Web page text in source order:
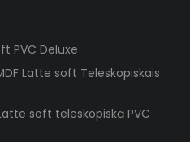
PVC Deluxe
Latte soft Teleskopiskais
soft teleskopiskā PVC